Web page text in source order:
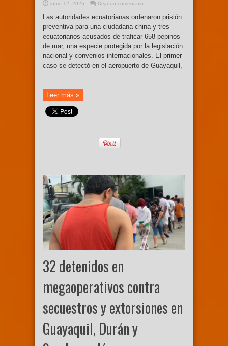
junio 12, 2026 Deja un comentario
Las autoridades ecuatorianas ordenaron prisión
preventiva para una ciudadana china y tres
ecuatorianos acusados de traficar 658 pepinos
de mar, una especie protegida por la legislación
nacional y convenios internacionales. El primer
caso se detectó en el aeropuerto de Guayaquil,
...
Leer más »
32 detenidos en
megaoperativos contra
secuestros y extorsiones en
Guayaquil, Durán y